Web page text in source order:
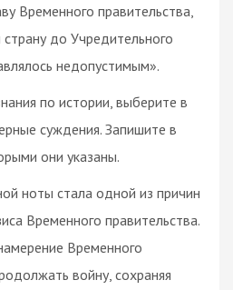
Временного правительства,
до Учредительного
недопустимым».
по истории, выберите в
суждения. Запишите в
они указаны.
ноты стала одной из причин
Временного правительства.
Временного
войну, сохраняя